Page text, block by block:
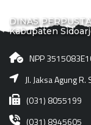
DINAS
Kabupaten
NPP
Jl. Jaksa Agung
(031) 8055199
(031) 8945605